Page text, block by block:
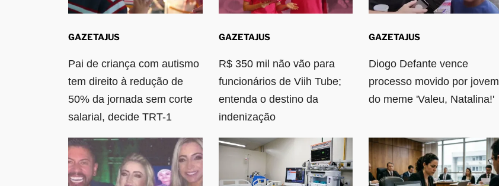
GAZETAJUS
Pai de criança com autismo
tem direito à redução de
50% da jornada sem corte
salarial, decide TRT-1
GAZETAJUS
R$ 350 mil não vão para
funcionários de Viih Tube;
entenda o destino da
indenização
GAZETAJUS
Diogo Defante vence
processo movido por jovem
do meme 'Valeu, Natalina!'